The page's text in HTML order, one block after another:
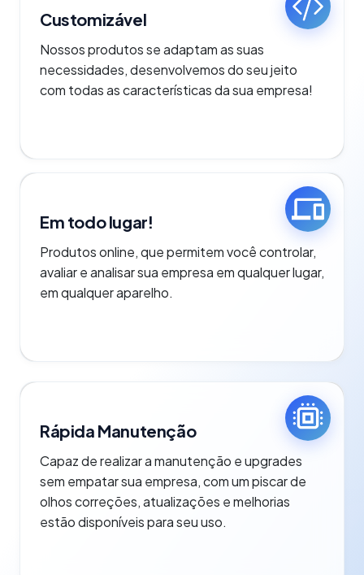
Customizável
Nossos produtos se adaptam as suas
necessidades, desenvolvemos do seu jeito
com todas as características da sua empresa!
Em todo lugar!
Produtos online, que permitem você controlar,
avaliar e analisar sua empresa em qualquer lugar,
em qualquer aparelho.
Rápida Manutenção
Capaz de realizar a manutenção e upgrades
sem empatar sua empresa, com um piscar de
olhos correções, atualizações e melhorias
estão disponíveis para seu uso.